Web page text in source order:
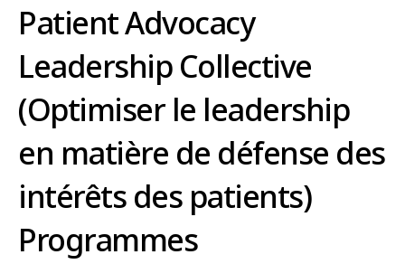
Patient Advocacy
Leadership Collective
(Optimiser le leadership
en matière de défense des
intérêts des patients)
Programmes